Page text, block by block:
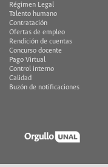
Régimen Legal
Talento humano
Contratación
Ofertas de empleo
Rendición de cuentas
Concurso docente
Pago Virtual
Control interno
Calidad
Buzón de notificaciones